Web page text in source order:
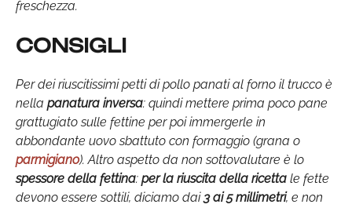
freschezza.
CONSIGLI
Per dei riuscitissimi petti di pollo panati al forno il trucco è
nella panatura inversa: quindi mettere prima poco pane
grattugiato sulle fettine per poi immergerle in
abbondante uovo sbattuto con formaggio (grana o
parmigiano). Altro aspetto da non sottovalutare è lo
spessore della fettina: per la riuscita della ricetta le fette
devono essere sottili, diciamo dai3 ai 5 millimetri, e non